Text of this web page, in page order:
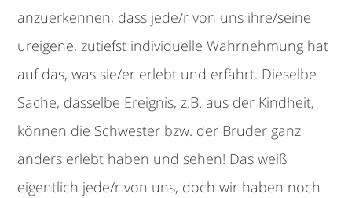
anzuerkennen, dass jede/r von uns ihre/seine
ureigene, zutiefst individuelle Wahrnehmung hat
auf das, was sie/er erlebt und erfährt. Dieselbe
Sache, dasselbe Ereignis, z.B. aus der Kindheit,
können die Schwester bzw. der Bruder ganz
anders erlebt haben und sehen! Das weiß
eigentlich jede/r von uns, doch wir haben noch